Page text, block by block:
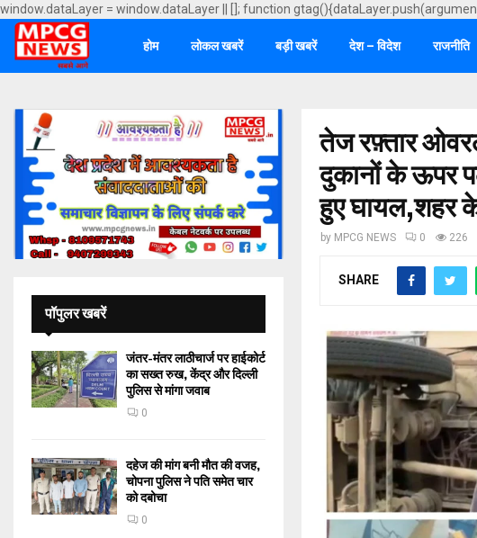
window.dataLayer = window.dataLayer || []; function
होम लोकल खबरें बड़ी खबरें देश – विदेश राजनीति
तेज रफ़्तार
दुकानों के ऊपर
हुए घायल,शहर के
by MPCG NEWS 0 226
SHARE
पॉपुलर खबरें
जंतर-मंतर लाठीचार्ज पर हाईकोर्ट
का सख्त रुख, केंद्र और दिल्ली
पुलिस से मांगा जवाब
0
दहेज की मांग बनी मौत की वजह,
चोपना पुलिस ने पति समेत चार
को दबोचा
0